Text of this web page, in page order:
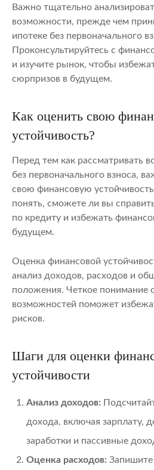
Важно тщательно
возможности, прежде чем
ипотеке без первоначального
Проконсультируйтесь с
и изучите рынок, чтобы
сюрпризов в будущем.
Как оценить свою
устойчивость?
Перед тем как рассматривать
без первоначального взноса,
свою финансовую
понять, сможете ли вы
по кредиту и избежать
будущем.
Оценка финансовой
анализ доходов, расходов и
положения. Четкое понимание
возможностей поможет
рисков.
Шаги для оценки
устойчивости
Анализ доходов:
дохода, включая зарплату,
заработки и пассивные
Оценка расходов: